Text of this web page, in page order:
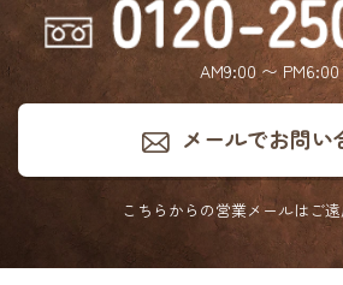
AM9:00 〜 PM6:00
メールでお問い
こちらからの営業メールはご